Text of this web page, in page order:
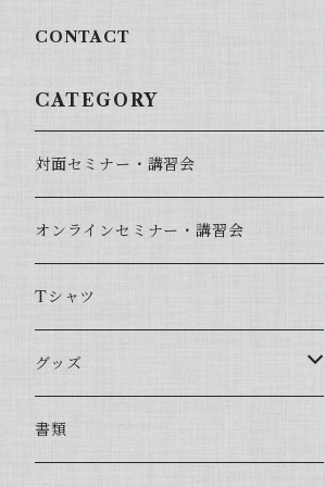
CONTACT
CATEGORY
対面セミナー・講習会
オンラインセミナー・講習会
Tシャツ
グッズ
DVD
書類